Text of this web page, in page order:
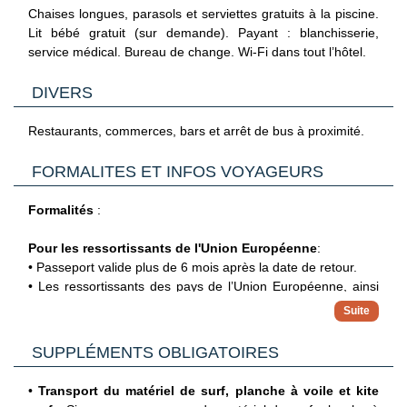
-Chambre famille vue baie partielle: env. 31 m², pour 3 à
4 pers. Communicantes en option, pour 4 à 5 pers. Canapé-
lit pour les 3e à 5è personnes.
lit d’appoint. Avec bain à remous en option.
Chaises longues, parasols et serviettes gratuits à la piscine.
Lit bébé gratuit (sur demande). Payant : blanchisserie,
service médical. Bureau de change. Wi-Fi dans tout l’hôtel.
DIVERS
Restaurants, commerces, bars et arrêt de bus à proximité.
FORMALITES ET INFOS VOYAGEURS
Formalités :
Pour les ressortissants de l'Union Européenne:
• Passeport valide plus de 6 mois après la date de retour.
• Les ressortissants des pays de l’Union Européenne, ainsi
que ceux du Royaume Uni, Suisse, Norvège, Islande et
Liechtenstein, sont exemptés de visa. Le visa reste
obligatoire pour les autres ressortissants (non compris dans
nos forfaits).
doivent s’acquitter de la
TSA (Airport Security Tax)
Aux termes de la loi, la pré-inscription devra se faire, au
SUPPLÉMENTS OBLIGATOIRES
• Transport du matériel de surf, planche à voile et kite